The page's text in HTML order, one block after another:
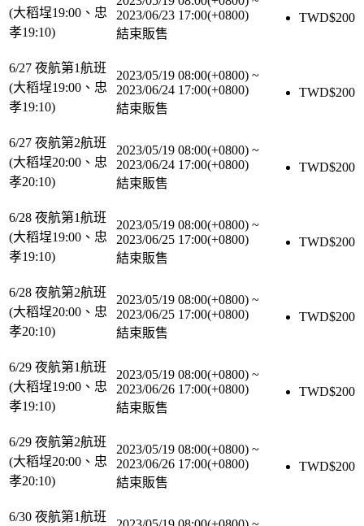
(大稻埕19:00、忠
孝19:10)
2023/06/23 17:00(+0800)
結束販售
TWD$200
6/27 夜航第1航班
(大稻埕19:00、忠
孝19:10)
2023/05/19 08:00(+0800) ~
2023/06/24 17:00(+0800)
結束販售
TWD$200
6/27 夜航第2航班
(大稻埕20:00、忠
孝20:10)
2023/05/19 08:00(+0800) ~
2023/06/24 17:00(+0800)
結束販售
TWD$200
6/28 夜航第1航班
(大稻埕19:00、忠
孝19:10)
2023/05/19 08:00(+0800) ~
2023/06/25 17:00(+0800)
結束販售
TWD$200
6/28 夜航第2航班
(大稻埕20:00、忠
孝20:10)
2023/05/19 08:00(+0800) ~
2023/06/25 17:00(+0800)
結束販售
TWD$200
6/29 夜航第1航班
(大稻埕19:00、忠
孝19:10)
2023/05/19 08:00(+0800) ~
2023/06/26 17:00(+0800)
結束販售
TWD$200
6/29 夜航第2航班
(大稻埕20:00、忠
孝20:10)
2023/05/19 08:00(+0800) ~
2023/06/26 17:00(+0800)
結束販售
TWD$200
6/30 夜航第1航班